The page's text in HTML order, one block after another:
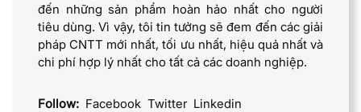
đến những sản phẩm hoàn hảo nhất cho người
tiêu dùng. Vì vậy, tôi tin tưởng sẽ đem đến các giải
pháp CNTT mới nhất, tối ưu nhất, hiệu quả nhất và
chi phí hợp lý nhất cho tất cả các doanh nghiệp.
Follow: Facebook Twitter Linkedin